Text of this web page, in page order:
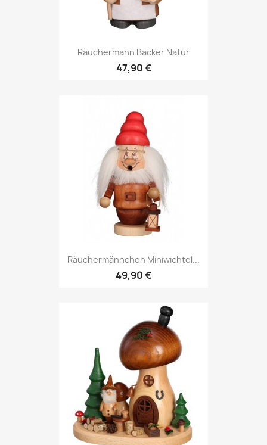
Räuchermann Bäcker Natur
47,90 €
Räuchermännchen Miniwichtel...
49,90 €